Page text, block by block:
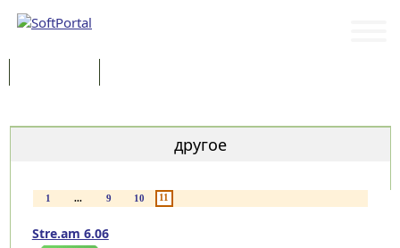
другое
1 ... 9 10 11
Stre.am 6.06